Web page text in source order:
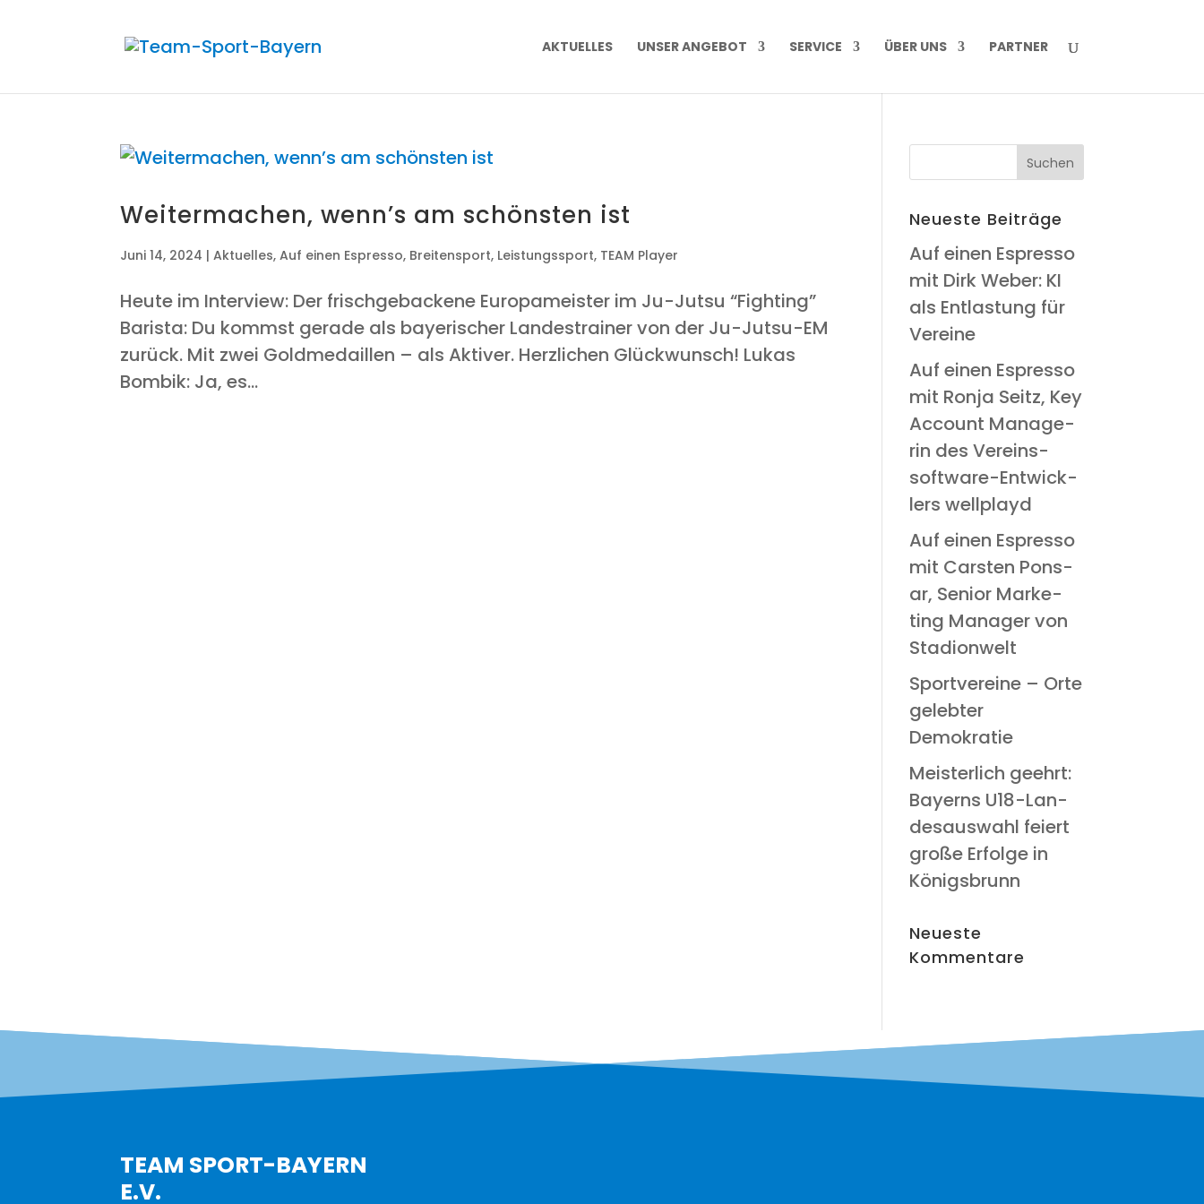
AKTU­EL­LES UNSER ANGE­BOT SER­VICE ÜBER UNS PART­NER
Wei­ter­ma­chen, wenn’s am schöns­ten ist
Juni 14, 2024 |Aktuelles,Auf einen Espresso, Breitensport, Leistungssport, TEAM Player
Heu­te im Inter­view: Der frisch­ge­ba­cke­ne Euro­pa­meis­ter im Ju-Jutsu “Fight­ing”
Baris­ta: Du kommst gera­de als baye­ri­scher Lan­des­trai­ner von der Ju-Jutsu-EM
zurück. Mit zwei Gold­me­dail­len – als Akti­ver. Herz­li­chen Glückwunsch! Lukas
Bom­bik: Ja, es...
Neu­es­te Beiträge
Auf einen Espres­so
mit Dirk Weber: KI
als Ent­las­tung für
Vereine
Auf einen Espres­so
mit Ron­ja Seitz, Key
Account Mana­ge­
rin des Ver­eins­
soft­ware-Ent­wick­
lers wellplayd
Auf einen Espres­so
mit Cars­ten Pon­s­
ar, Seni­or Mar­ke­
ting Mana­ger von
Stadionwelt
Sport­ver­ei­ne – Orte
geleb­ter
Demokratie
Meis­ter­lich geehrt:
Bay­erns U18-Lan­
des­aus­wahl fei­ert
gro­ße Erfol­ge in
Königsbrunn
Neu­es­te
Kommentare
TEAM SPORT-BAYERN
E.V.